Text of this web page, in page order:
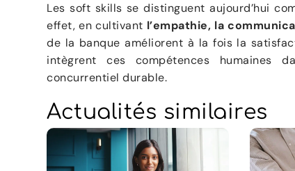
Les soft skills se distinguent aujourd’hui
effet, en cultivant l’empathie, la
de la banque améliorent à la fois la
intègrent ces compétences humaines
concurrentiel durable.
Actualités similaires